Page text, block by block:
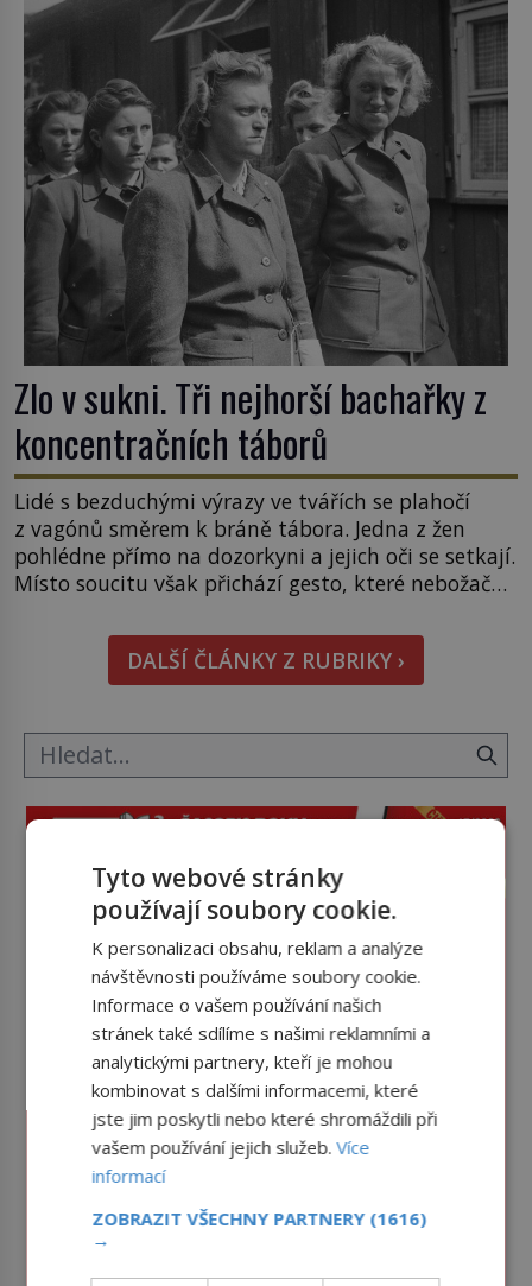
Zlo v sukni. Tři nejhorší bachařky z
koncentračních táborů
Lidé s bezduchými výrazy ve tvářích se plahočí
z vagónů směrem k bráně tábora. Jedna z žen
pohlédne přímo na dozorkyni a jejich oči se setkají.
Místo soucitu však přichází gesto, které nebožačku
Rudolf Höss (1901–1947), Josef Mengele (1911–
1979) či Heinrich Himmler (1900–1945) zná každý,
o koho se historie jen otřela. Jenže […]
DALŠÍ ČLÁNKY Z RUBRIKY ›
Tyto webové stránky
používají soubory cookie.
K personalizaci obsahu, reklam a analýze
návštěvnosti používáme soubory cookie.
Informace o vašem používání našich
stránek také sdílíme s našimi reklamními a
analytickými partnery, kteří je mohou
kombinovat s dalšími informacemi, které
jste jim poskytli nebo které shromáždili při
vašem používání jejich služeb.Více
informací
ZOBRAZIT VŠECHNY PARTNERY (1616)
→